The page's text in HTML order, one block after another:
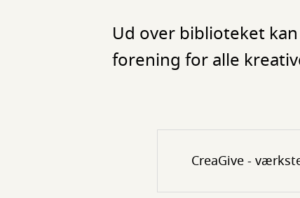
Ud over biblioteket
forening for alle
CreaGive -